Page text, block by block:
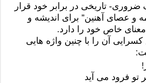
ضروری- تاریخی در برابر خود قرار
و عصای آهنین” برای اندیشه و
خاص خود را دارد.
آن را با چنین واژه هایی
تو فرود می آید